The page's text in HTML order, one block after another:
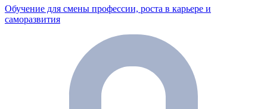
Обучение для смены профессии, роста в карьере и
саморазвития